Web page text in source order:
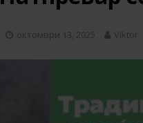
октомври 13, 2025 Viktor